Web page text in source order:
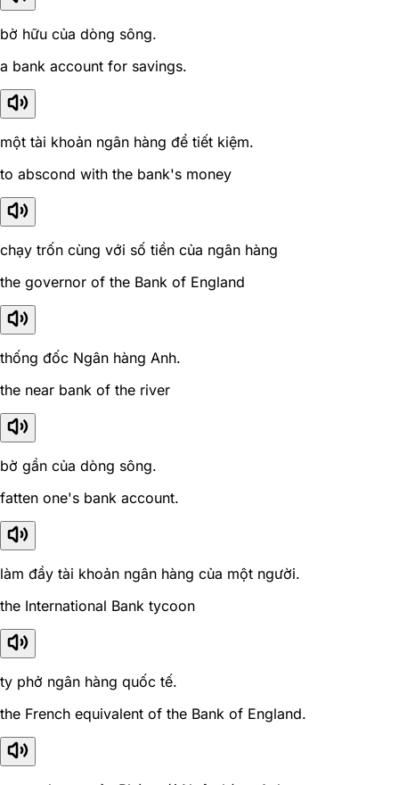
bờ hữu của dòng sông.
a bank account for savings.
một tài khoản ngân hàng để tiết kiệm.
to abscond with the bank's money
chạy trốn cùng với số tiền của ngân hàng
the governor of the Bank of England
thống đốc Ngân hàng Anh.
the near bank of the river
bờ gần của dòng sông.
fatten one's bank account.
làm đầy tài khoản ngân hàng của một người.
the International Bank tycoon
ty phở ngân hàng quốc tế.
the French equivalent of the Bank of England.